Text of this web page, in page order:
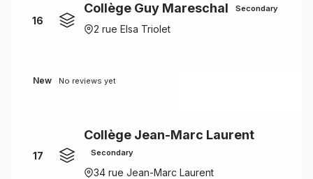
16
Collège Guy Mareschal Secondary
2 rue Elsa Triolet
New No reviews yet
17
Collège Jean-Marc Laurent
Secondary
34 rue Jean-Marc Laurent